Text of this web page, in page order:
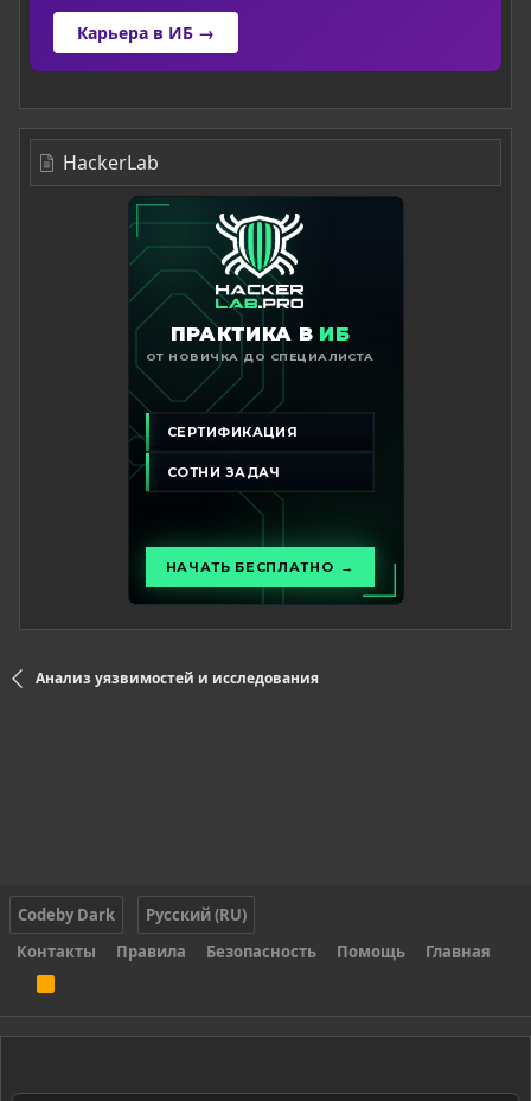
Карьера в ИБ →
HackerLab
Анализ уязвимостей и исследования
Codeby Dark
Русский (RU)
Контакты
Правила Безопасность Помощь Главная
S